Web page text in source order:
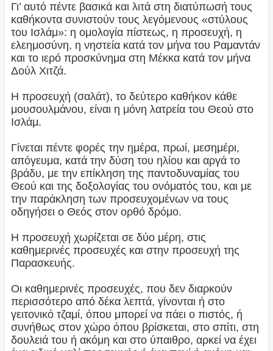
Γι’ αυτό πέντε βασικά και λιτά στη διατύπωσή τους
καθήκοντα συνιστούν τους λεγόμενους «στύλους
του Ισλάμ»: η ομολογία πίστεως, η προσευχή, η
ελεημοσύνη, η νηστεία κατά τον μήνα του Ραμαντάν
και το ιερό προσκύνημα στη Μέκκα κατά τον μήνα
Δούλ Χιτζά.
Η προσευχή (σαλάτ), το δεύτερο καθήκον κάθε
μουσουλμάνου, είναι η μόνη λατρεία του Θεού στο
Ισλάμ.
Γίνεται πέντε φορές την ημέρα, πρωί, μεσημέρι,
απόγευμα, κατά την δύση του ηλίου και αργά το
βράδυ, με την επίκληση της παντοδυναμίας του
Θεού και της δοξολογίας του ονόματός του, και με
την παράκληση των προσευχομένων να τους
οδηγήσει ο Θεός στον ορθό δρόμο.
Η προσευχή χωρίζεται σε δύο μέρη, στις
καθημερινές προσευχές και στην προσευχή της
Παρασκευής.
Οι καθημερινές προσευχές, που δεν διαρκούν
περισσότερο από δέκα λεπτά, γίνονται ή στο
γειτονικό τζαμί, όπου μπορεί να πάει ο πιστός, ή
συνήθως στον χώρο όπου βρίσκεται, στο σπίτι, στη
δουλειά του ή ακόμη και στο ύπαιθρο, αρκεί να έχει